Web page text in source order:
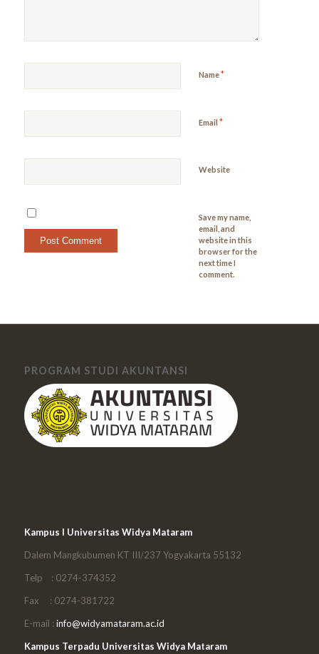
Name*
Email *
Website
Save my name,
email, and
website in this
browser for the
next time I
comment.
PROGRAM STUDI AKUNTANSI
Kampus I Universitas Widya Mataram
Dalem Mangkubumen KT III/237 Yogyakarta 55132
Telp : 0274-374352
Fax : 0274-381722
E-mail : info@widyamataram.ac.id
Kampus Terpadu Universitas Widya Mataram